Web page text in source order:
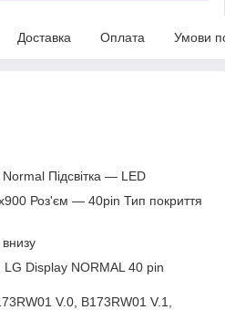
Доставка Оплата Умови
Підсвітка — LED
Роз'єм — 40pin Тип покриття
Display NORMAL 40 pin
V.0, B173RW01 V.1,